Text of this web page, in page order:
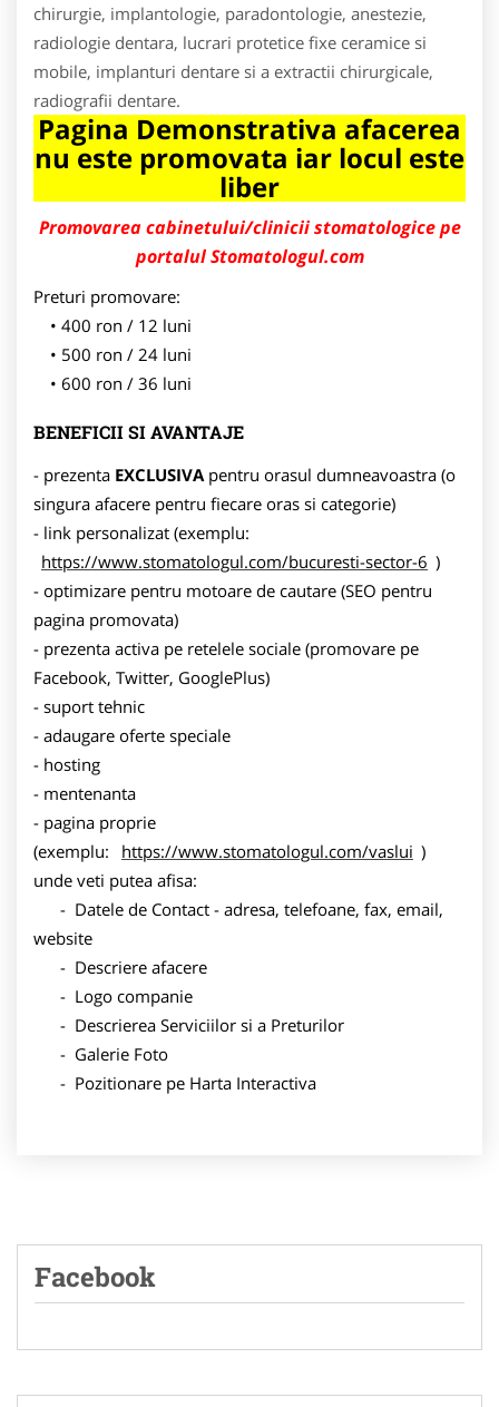
chirurgie, implantologie, paradontologie, anestezie,
radiologie dentara, lucrari protetice fixe ceramice si
mobile, implanturi dentare si a extractii chirurgicale,
radiografii dentare.
Pagina Demonstrativa afacerea
nu este promovata iar locul este
liber
Promovarea cabinetului/clinicii stomatologice pe
portalul Stomatologul.com
Preturi promovare:
400 ron / 12 luni
500 ron / 24 luni
600 ron / 36 luni
BENEFICII SI AVANTAJE
- prezenta EXCLUSIVA pentru orasul dumneavoastra (o
singura afacere pentru fiecare oras si categorie)
- link personalizat (exemplu:
https://www.stomatologul.com/bucuresti-sector-6 )
- optimizare pentru motoare de cautare (SEO pentru
pagina promovata)
- prezenta activa pe retelele sociale (promovare pe
Facebook, Twitter, GooglePlus)
- suport tehnic
- adaugare oferte speciale
- hosting
- mentenanta
- pagina proprie
(exemplu:
https://www.stomatologul.com/vaslui )
unde veti putea afisa:
- Datele de Contact - adresa, telefoane, fax, email,
website
- Descriere afacere
- Logo companie
- Descrierea Serviciilor si a Preturilor
- Galerie Foto
- Pozitionare pe Harta Interactiva
Facebook